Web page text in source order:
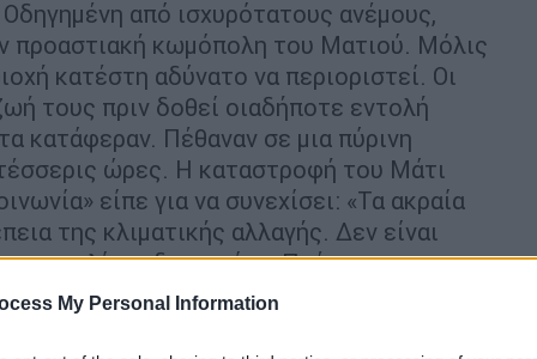
My Personal Information
από ισχυρότατους ανέμους,
προαστιακή κωμόπολη του Ματιού. Μόλις
κατέστη αδύνατο να περιοριστεί. Οι
τους πριν δοθεί οιαδήποτε εντολή
κατάφεραν. Πέθαναν σε μια πύρινη
ώρες. Η καταστροφή του Μάτι
είπε για να συνεχίσει: «Τα ακραία
της κλιματικής αλλαγής. Δεν είναι
για λίγες δεκαετίες. Πρέπει να
επιπτώσεις της επηρεάζουν τις ζωές
πολύ για το θέμα».